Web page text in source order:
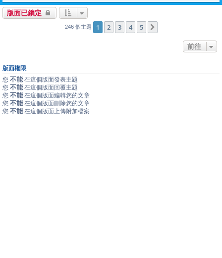
版面已鎖定
246 個主題 1 2 3 4 5
前往
版面權限
您 不能 在這個版面發表主題
您 不能 在這個版面回覆主題
您 不能 在這個版面編輯您的文章
您 不能 在這個版面刪除您的文章
您 不能 在這個版面上傳附加檔案